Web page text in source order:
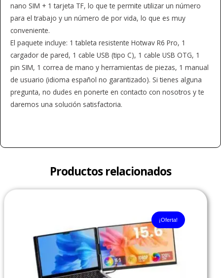
nano SIM + 1 tarjeta TF, lo que te permite utilizar un número
para el trabajo y un número de por vida, lo que es muy
conveniente.
El paquete incluye: 1 tableta resistente Hotwav R6 Pro, 1
cargador de pared, 1 cable USB (tipo C), 1 cable USB OTG, 1
pin SIM, 1 correa de mano y herramientas de piezas, 1 manual
de usuario (idioma español no garantizado). Si tienes alguna
pregunta, no dudes en ponerte en contacto con nosotros y te
daremos una solución satisfactoria.
Productos relacionados
¡Oferta!
era:
$750,000.00.
actual
es:
$650,000.00.